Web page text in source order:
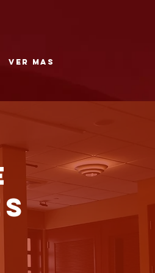
Ver mas